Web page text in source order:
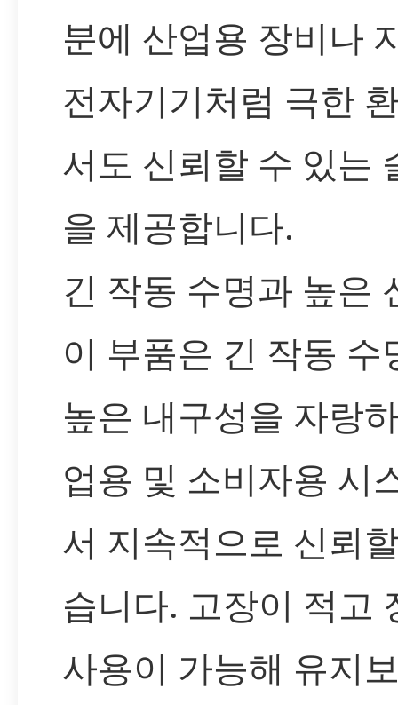
분에 산업용 장비나
전자기기처럼 극한
서도 신뢰할 수 있는
을 제공합니다.
긴 작동 수명과 높은
이 부품은 긴 작동 수
높은 내구성을 자랑
업용 및 소비자용 시
서 지속적으로 신뢰
습니다. 고장이 적고
사용이 가능해 유지